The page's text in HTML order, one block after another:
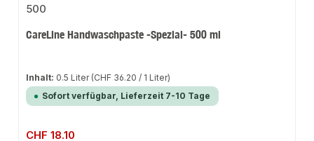
CareLine Handwaschpaste -Spezial- 500 ml
Inhalt: 0.5 Liter (CHF 36.20 / 1 Liter)
Sofort verfügbar, Lieferzeit 7-10 Tage
Regulärer Preis:
CHF 18.10